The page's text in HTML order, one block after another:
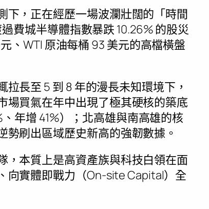
下，正在經歷一場波瀾壯闊的「時間
費城半導體指數暴跌 10.26% 的股災
、WTI 原油每桶 93 美元的高檔橫盤
長至 5 到 8 年的漫長未知環境下，
場買氣在年中出現了極其硬核的築底
年增 41%）；北高雄與南高雄的核
刷出區域歷史新高的強韌數據。
，本質上是高資產族與科技白領在面
向實體即戰力（On-site Capital）全